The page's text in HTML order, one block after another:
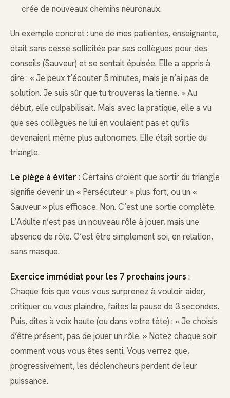
crée de nouveaux chemins neuronaux.
Un exemple concret : une de mes patientes, enseignante,
était sans cesse sollicitée par ses collègues pour des
conseils (Sauveur) et se sentait épuisée. Elle a appris à
dire : « Je peux t’écouter 5 minutes, mais je n’ai pas de
solution. Je suis sûr que tu trouveras la tienne. » Au
début, elle culpabilisait. Mais avec la pratique, elle a vu
que ses collègues ne lui en voulaient pas et qu’ils
devenaient même plus autonomes. Elle était sortie du
triangle.
Le piège à éviter: Certains croient que sortir du triangle
signifie devenir un « Persécuteur » plus fort, ou un «
Sauveur » plus efficace. Non. C’est une sortie complète.
L’Adulte n’est pas un nouveau rôle à jouer, mais une
absence de rôle. C’est être simplement soi, en relation,
sans masque.
Exercice immédiat pour les 7 prochains jours :
Chaque fois que vous vous surprenez à vouloir aider,
critiquer ou vous plaindre, faites la pause de 3 secondes.
Puis, dites à voix haute (ou dans votre tête) : « Je choisis
d’être présent, pas de jouer un rôle. » Notez chaque soir
comment vous vous êtes senti. Vous verrez que,
progressivement, les déclencheurs perdent de leur
puissance.